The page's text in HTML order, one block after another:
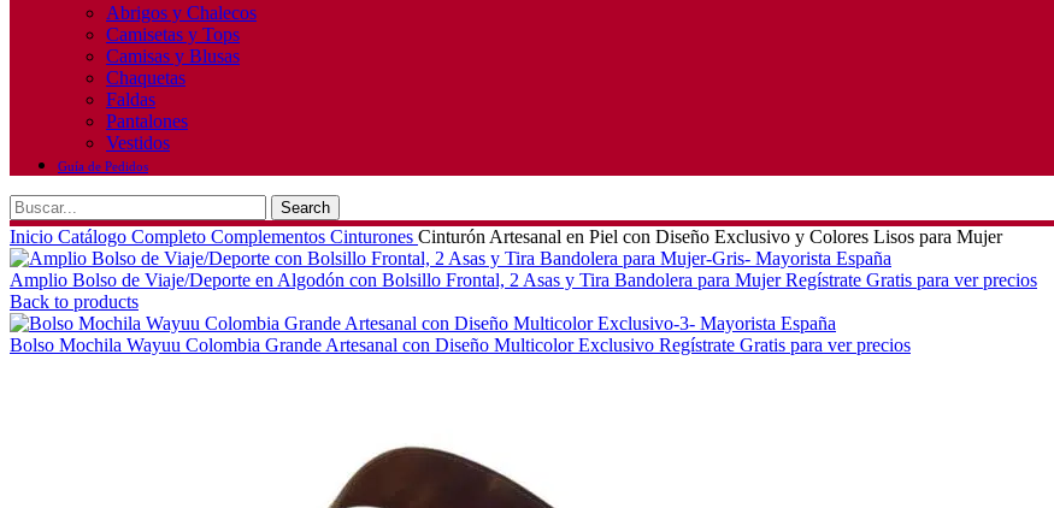
Abrigos y Chalecos
Camisetas y Tops
Camisas y Blusas
Chaquetas
Faldas
Pantalones
Vestidos
Guía de Pedidos
Search
Inicio Catálogo Completo Complementos Cinturones Cinturón Artesanal en Piel con Diseño Exclusivo y Colores Lisos para Mujer
Amplio Bolso de Viaje/Deporte en Algodón con Bolsillo Frontal, 2 Asas y Tira Bandolera para MujerRegístrate Gratis para ver precios
Back to products
Bolso Mochila Wayuu Colombia Grande Artesanal con Diseño Multicolor Exclusivo Regístrate Gratis para ver precios